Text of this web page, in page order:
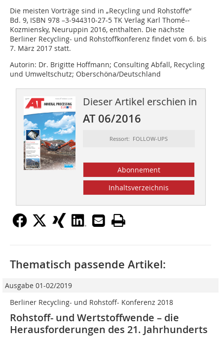
Die meisten Vorträge sind in „Recycling und Rohstoffe“
Bd. 9, ISBN 978 –3-944310-27-5 TK Verlag Karl Thomé-­
Kozmiensky, Neuruppin 2016, enthalten. Die nächste
Berliner Recycling- und Rohstoffkonferenz findet vom 6. bis
7. März 2017 statt.
Autorin: Dr. Brigitte Hoffmann; Consulting Abfall, Recycling
und Umweltschutz; Oberschöna/Deutschland
Dieser Artikel erschien in
AT 06/2016
Ressort: FOLLOW-UPS
Abonnement
Inhaltsverzeichnis
Thematisch passende Artikel:
Ausgabe 01-02/2019
Berliner Recycling- und Rohstoff- Konferenz 2018
Rohstoff- und Wertstoffwende – die
Herausforderungen des 21. Jahrhunderts